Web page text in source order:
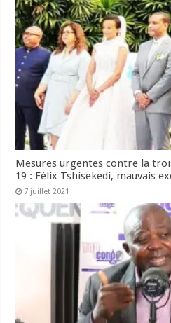
Mesures urgentes contre la
19 : Félix Tshisekedi, mauvais
7 juillet 2021